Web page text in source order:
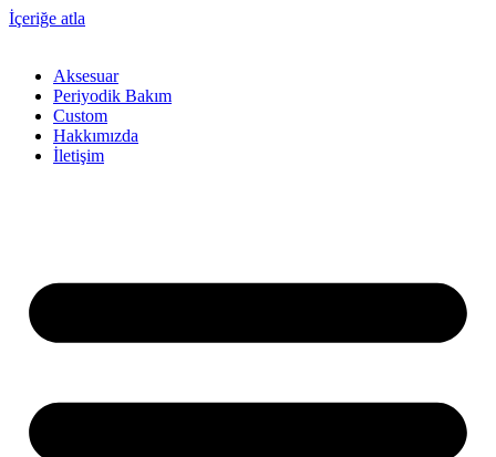
İçeriğe atla
Aksesuar
Periyodik Bakım
Custom
Hakkımızda
İletişim